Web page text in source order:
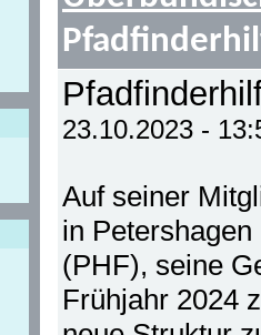
23.10.2023 -
Auf seiner
in
(PHF), seine
Frühjahr 2024